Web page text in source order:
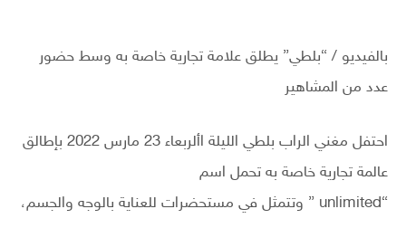
بالفيديو / “بلطي” يطلق علامة تجارية خاصة به وسط حضور
عدد من المشاهير
احتفل مغني الراب بلطي الليلة األربعاء 23 مارس 2022 بإطالق
عالمة تجارية خاصة به تحمل اسم
“unlimited ” وتتمثل في مستحضرات للعناية بالوجه والجسم،